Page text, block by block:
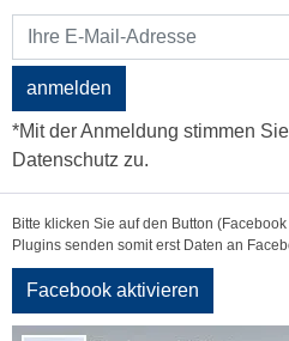
anmelden
*Mit der Anmeldung stimmen
Datenschutz zu.
Bitte klicken Sie auf den Button
Plugins senden somit erst Daten an
Facebook aktivieren